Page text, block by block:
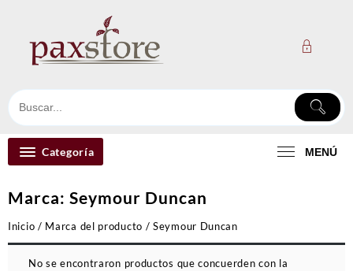
contenido
Categoría MENÚ
Marca: Seymour Duncan
Inicio / Marca del producto / Seymour Duncan
No se encontraron productos que concuerden con la